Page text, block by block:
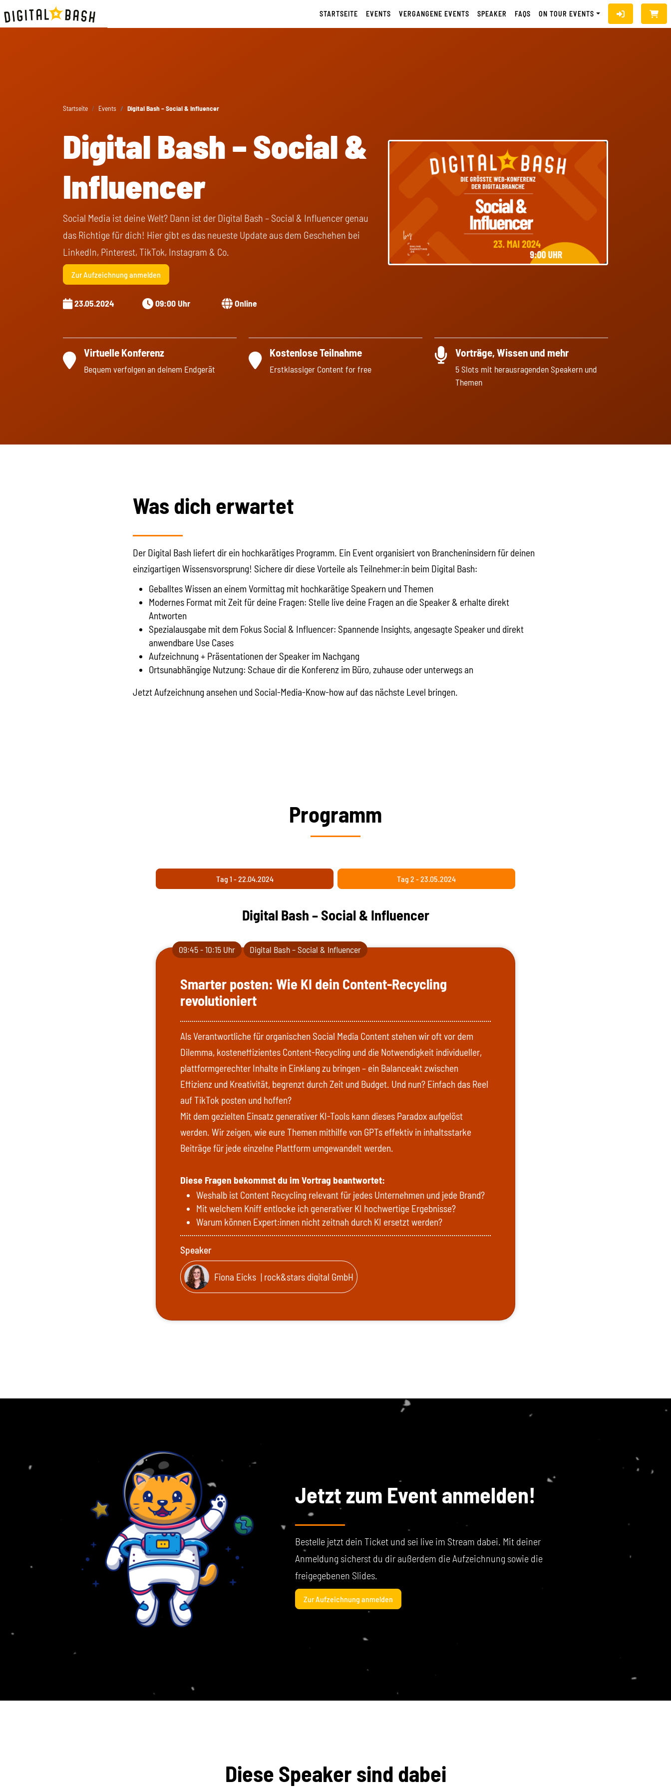
STARTSEITE EVENTS VERGANGENE EVENTS SPEAKER FAQS ON TOUR EVENTS
Startseite Events Digital Bash – Social & Influencer
Digital Bash – Social &
Influencer
Social Media ist deine Welt? Dann ist der Digital Bash – Social & Influencer genau
das Richtige für dich! Hier gibt es das neueste Update aus dem Geschehen bei
LinkedIn, Pinterest, TikTok, Instagram & Co.
Zur Aufzeichnung anmelden
23.05.2024 09:00 Uhr Online
Virtuelle Konferenz
Bequem verfolgen an deinem Endgerät
Kostenlose Teilnahme
Erstklassiger Content for free
Vorträge, Wissen und mehr
5 Slots mit herausragenden Speakern und
Themen
Was dich erwartet
Der Digital Bash liefert dir ein hochkarätiges Programm. Ein Event organisiert von Brancheninsidern für deinen
einzigartigen Wissensvorsprung! Sichere dir diese Vorteile als Teilnehmer:in beim Digital Bash:
Geballtes Wissen an einem Vormittag mit hochkarätige Speakern und Themen
Modernes Format mit Zeit für deine Fragen: Stelle live deine Fragen an die Speaker & erhalte direkt
Antworten
Spezialausgabe mit dem Fokus Social & Influencer: Spannende Insights, angesagte Speaker und direkt
anwendbare Use Cases
Aufzeichnung + Präsentationen der Speaker im Nachgang
Ortsunabhängige Nutzung: Schaue dir die Konferenz im Büro, zuhause oder unterwegs an
Jetzt Aufzeichnung ansehen und Social-Media-Know-how auf das nächste Level bringen.
Programm
Tag 1 - 22.04.2024 Tag 2 - 23.05.2024
Digital Bash – Social & Influencer
09:45 - 10:15 Uhr Digital Bash – Social & Influencer
Smarter posten: Wie KI dein Content-Recycling
revolutioniert
Als Verantwortliche für organischen Social Media Content stehen wir oft vor dem
Dilemma, kosteneffizientes Content-Recycling und die Notwendigkeit individueller,
plattformgerechter Inhalte in Einklang zu bringen – ein Balanceakt zwischen
Effizienz und Kreativität, begrenzt durch Zeit und Budget. Und nun? Einfach das Reel
auf TikTok posten und hoffen?
Mit dem gezielten Einsatz generativer KI-Tools kann dieses Paradox aufgelöst
werden. Wir zeigen, wie eure Themen mithilfe von GPTs effektiv in inhaltsstarke
Beiträge für jede einzelne Plattform umgewandelt werden.
Diese Fragen bekommst du im Vortrag beantwortet:
Weshalb ist Content Recycling relevant für jedes Unternehmen und jede Brand?
Mit welchem Kniff entlocke ich generativer KI hochwertige Ergebnisse?
Warum können Expert:innen nicht zeitnah durch KI ersetzt werden?
Speaker
Fiona Eicks | rock&stars digital GmbH
Jetzt zum Event anmelden!
Bestelle jetzt dein Ticket und sei live im Stream dabei. Mit deiner
Anmeldung sicherst du dir außerdem die Aufzeichnung sowie die
freigegebenen Slides.
Zur Aufzeichnung anmelden
Diese Speaker sind dabei